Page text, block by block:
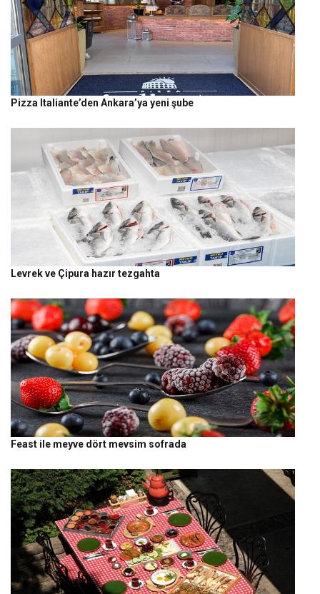
Pizza Italiante’den Ankara’ya yeni şube
Levrek ve Çipura hazır tezgahta
Feast ile meyve dört mevsim sofrada